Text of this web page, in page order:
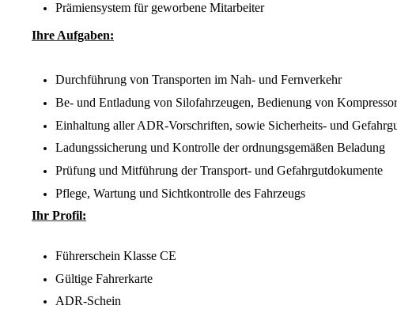
Prämiensystem für geworbene Mitarbeiter
Ihre Aufgaben:
Durchführung von Transporten im Nah- und Fernverkehr
Be- und Entladung von Silofahrzeugen, Bedienung von
Einhaltung aller ADR-Vorschriften, sowie Sicherheits- und
Ladungssicherung und Kontrolle der ordnungsgemäßen Beladung
Prüfung und Mitführung der Transport- und Gefahrgutdokumente
Pflege, Wartung und Sichtkontrolle des Fahrzeugs
Ihr Profil:
Führerschein Klasse CE
Gültige Fahrerkarte
ADR-Schein